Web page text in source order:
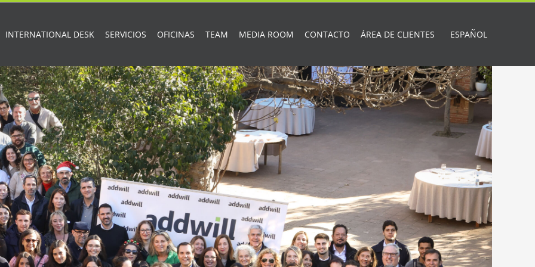
INTERNATIONAL DESK SERVICIOS OFICINAS TEAM MEDIA ROOM CONTACTO ÁREA DE CLIENTES ESPAÑOL